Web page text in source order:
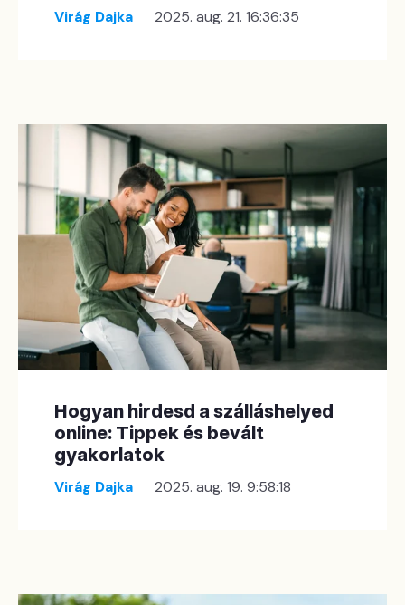
Virág Dajka 2025. aug. 21. 16:36:35
Hogyan hirdesd a szálláshelyed
online: Tippek és bevált
gyakorlatok
Virág Dajka 2025. aug. 19. 9:58:18